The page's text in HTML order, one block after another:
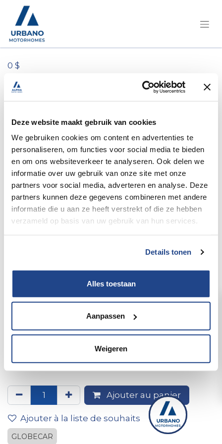
Deze website maakt gebruik van cookies
We gebruiken cookies om content en advertenties te
personaliseren, om functies voor social media te bieden
en om ons websiteverkeer te analyseren. Ook delen we
informatie over uw gebruik van onze site met onze
partners voor social media, adverteren en analyse. Deze
partners kunnen deze gegevens combineren met andere
informatie die u aan ze heeft verstrekt of die ze hebben
verzameld op basis van uw gebruik van hun services.
Details tonen
Alles toestaan
Aanpassen
Weigeren
0 $
Tous les produits
1513.53.322 Autocollant design avec logo
1513.53.322 Autocollant design
avec logo Globecar noir-
orange
Ajouter au panier
Ajouter à la liste de souhaits
GLOBECAR